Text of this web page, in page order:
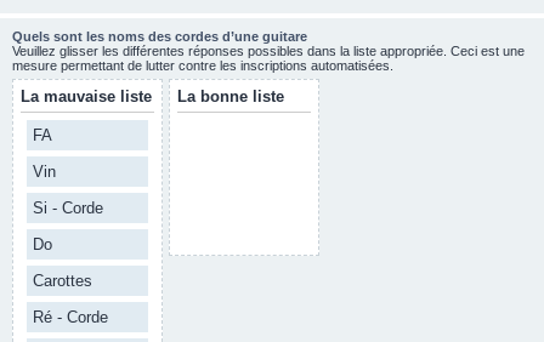
Quels sont les noms des cordes d’une guitare
Veuillez glisser les différentes réponses possibles dans la liste appropriée. Ceci est une
mesure permettant de lutter contre les inscriptions automatisées.
La mauvaise liste
FA
Vin
Si - Corde
Do
Carottes
Ré - Corde
La bonne liste